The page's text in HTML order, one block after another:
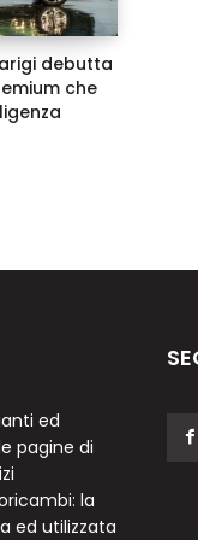
debutta
che
ed
pagine di
la
ed utilizzata